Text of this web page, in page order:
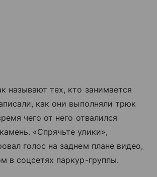
называют тех, кто занимается
как они выполняли трюк
чего от него отвалился
«Спрячьте улики»,
голос на заднем плане видео,
в соцсетях паркур-группы.